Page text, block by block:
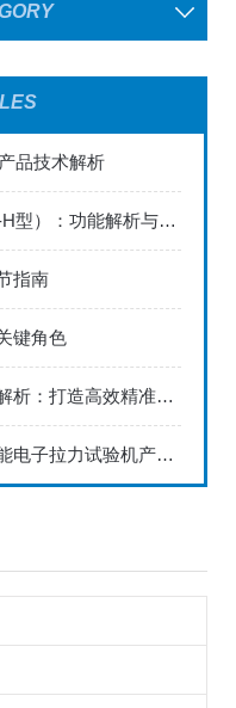
品技术解析
智能电子拉力试验机（XLW-H型）：功能解析与行业应用指南
指南
键角色
拉力试验机测试步骤优化全解析：打造高效精准的测试流程
医用包装性能测试仪——智能电子拉力试验机产品特点分析